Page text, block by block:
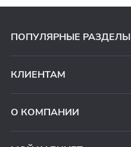
ПОПУЛЯРНЫЕ РАЗДЕЛЫ
КЛИЕНТАМ
О КОМПАНИИ